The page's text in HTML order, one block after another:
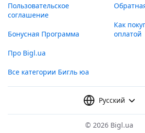
Пользовательское
соглашение
Бонусная Программа
Про Bigl.ua
Все категории Бигль юа
Как
оплатой
Русский
© 2026 Bigl.ua